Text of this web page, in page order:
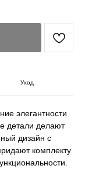
Уход
элегантности
детали делают
дизайн с
комплекту